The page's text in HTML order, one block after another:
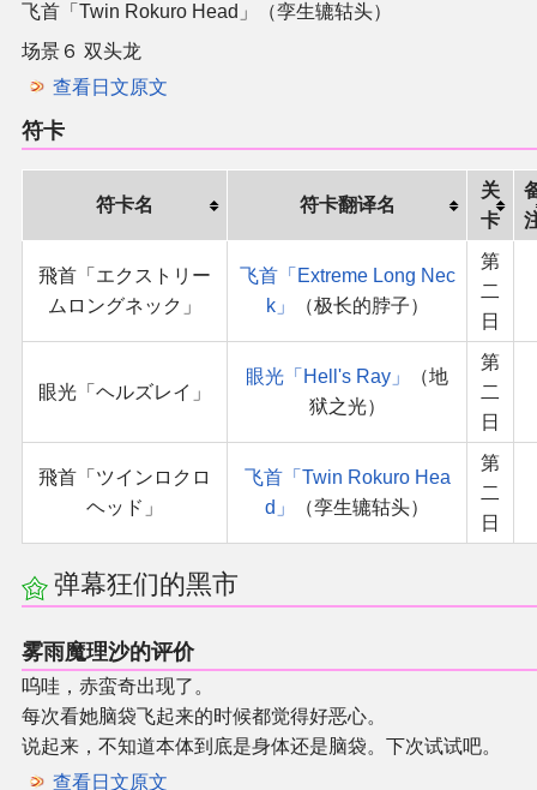
飞首「Twin Rokuro Head」（孪生辘轱头）
场景６ 双头龙
查看日文原文
符卡
符卡名 符卡翻译名
关
卡
飛首「エクストリー
ムロングネック」
飞首「Extreme Long Nec
k」
（极长的脖子）
第
二
日
眼光「ヘルズレイ」
眼光「Hell's Ray」
（地
狱之光）
第
二
日
飛首「ツインロクロ
ヘッド」
飞首「Twin Rokuro Hea
d」
（孪生辘轱头）
第
二
日
弹幕狂们的黑市
雾雨魔理沙的评价
呜哇，赤蛮奇出现了。
每次看她脑袋飞起来的时候都觉得好恶心。
说起来，不知道本体到底是身体还是脑袋。下次试试吧。
查看日文原文